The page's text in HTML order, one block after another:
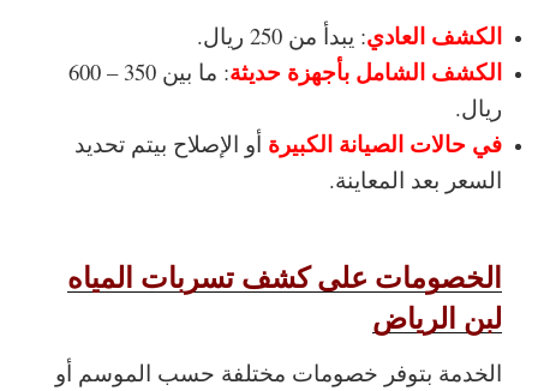
الكشف العادي: يبدأ من 250 ريال.
الكشف الشامل بأجهزة حديثة
: ما بين 350 – 600
ريال.
في حالات الصيانة الكبيرة أو الإصلاح بيتم تحديد
السعر بعد المعاينة.
الخصومات على كشف تسربات المياه
لبن الرياض
الخدمة بتوفر خصومات مختلفة حسب الموسم أو